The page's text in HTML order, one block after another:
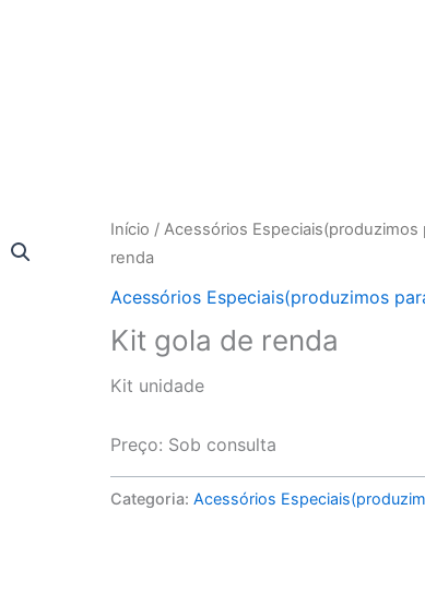
Início / Acessórios Especiais(produzimos
renda
Acessórios Especiais(produzimos
Kit gola de renda
Kit unidade
Preço: Sob consulta
Categoria: Acessórios